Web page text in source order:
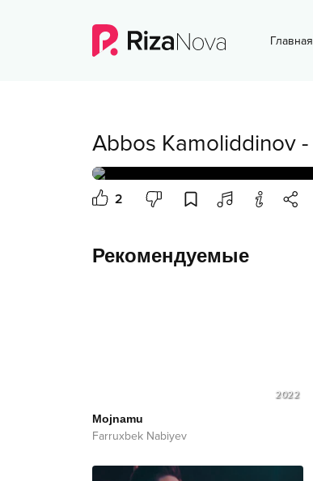
Главная
Abbos Kamoliddinov -
2
Рекомендуемые
2022
Mojnamu
Farruxbek Nabiyev